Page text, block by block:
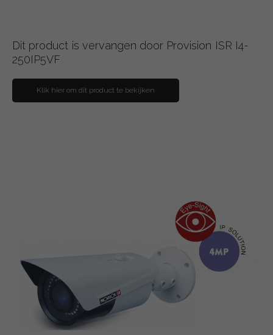
Dit product is vervangen door Provision ISR I4-
250IP5VF
Klik hier om dit product te bekijken